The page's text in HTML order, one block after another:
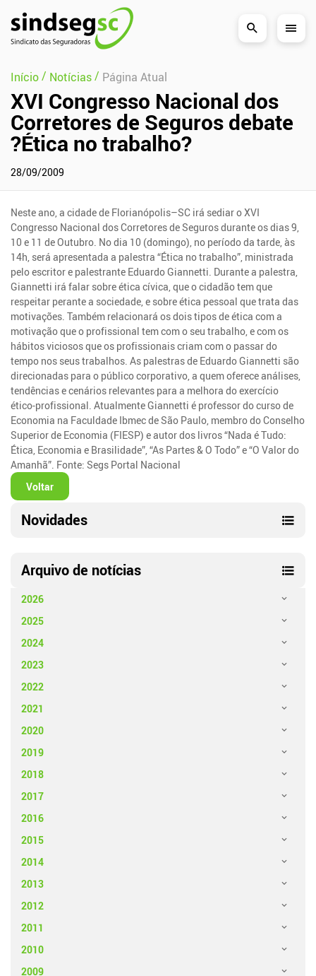
Pular Navegação (s)
Início/ Notícias/ Página Atual
XVI Congresso Nacional dos
Corretores de Seguros debate
?Ética no trabalho?
28/09/2009
Neste ano, a cidade de Florianópolis–SC irá sediar o XVI
Congresso Nacional dos Corretores de Seguros durante os dias 9,
10 e 11 de Outubro. No dia 10 (domingo), no período da tarde, às
14h, será apresentada a palestra “Ética no trabalho”, ministrada
pelo escritor e palestrante Eduardo Giannetti. Durante a palestra,
Giannetti irá falar sobre ética cívica, que o cidadão tem que
respeitar perante a sociedade, e sobre ética pessoal que trata das
motivações. Também relacionará os dois tipos de ética com a
motivação que o profissional tem com o seu trabalho, e com os
hábitos viciosos que os profissionais criam com o passar do
tempo nos seus trabalhos. As palestras de Eduardo Giannetti são
direcionadas para o público corporativo, a quem oferece análises,
tendências e cenários relevantes para a melhora do exercício
ético-profissional. Atualmente Giannetti é professor do curso de
Economia na Faculdade Ibmec de São Paulo, membro do Conselho
Superior de Economia (FIESP) e autor dos livros “Nada é Tudo:
Ética, Economia e Brasilidade”, “As Partes & O Todo” e “O Valor do
Amanhã”. Fonte: Segs Portal Nacional
Voltar
Novidades
Arquivo de notícias
2026
2025
2024
2023
2022
2021
2020
2019
2018
2017
2016
2015
2014
2013
2012
2011
2010
2009